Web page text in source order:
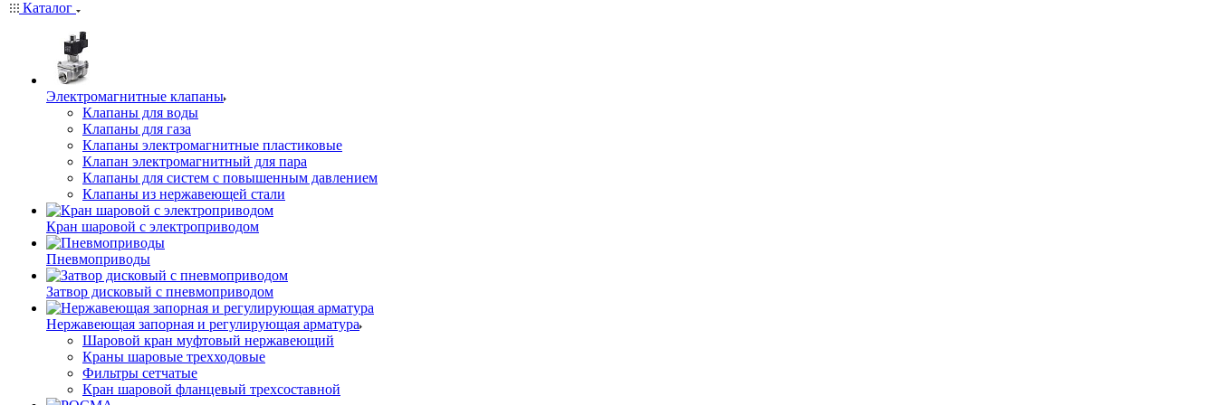
Каталог
Электромагнитные клапаны
Клапаны для воды
Клапаны для газа
Клапаны электромагнитные пластиковые
Клапан электромагнитный для пара
Клапаны для систем с повышенным давлением
Клапаны из нержавеющей стали
Кран шаровой с электроприводом
Пневмоприводы
Затвор дисковый с пневмоприводом
Нержавеющая запорная и регулирующая арматура
Шаровой кран муфтовый нержавеющий
Краны шаровые трехходовые
Фильтры сетчатые
Кран шаровой фланцевый трехсоставной